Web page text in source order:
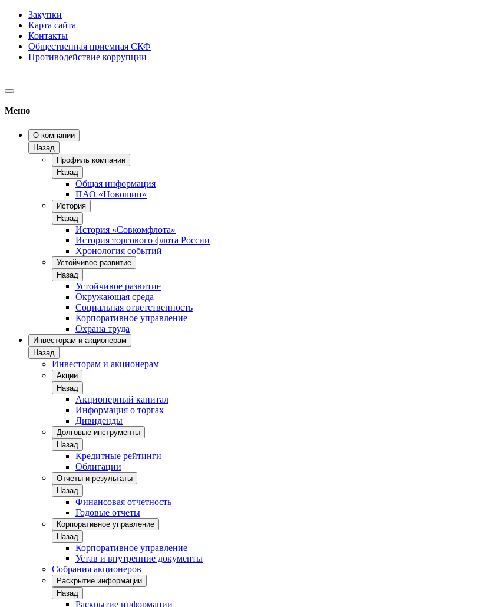
Закупки
Карта сайта
Контакты
Общественная приемная СКФ
Противодействие коррупции
Меню
О компании
Назад
Профиль компании
Назад
Общая информация
ПАО «Новошип»
История
Назад
История «Совкомфлота»
История торгового флота России
Хронология событий
Устойчивое развитие
Назад
Устойчивое развитие
Окружающая среда
Социальная ответственность
Корпоративное управление
Охрана труда
Инвесторам и акционерам
Назад
Инвесторам и акционерам
Акции
Назад
Акционерный капитал
Информация о торгах
Дивиденды
Долговые инструменты
Назад
Кредитные рейтинги
Облигации
Отчеты и результаты
Назад
Финансовая отчетность
Годовые отчеты
Корпоративное управление
Назад
Корпоративное управление
Устав и внутренние документы
Собрания акционеров
Раскрытие информации
Назад
Раскрытие информации